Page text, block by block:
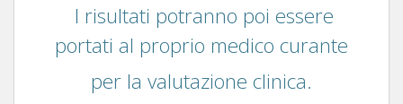
I risultati potranno poi essere
portati al proprio medico curante
per la valutazione clinica.